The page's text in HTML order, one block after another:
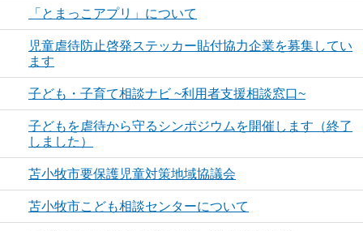
「とまっこアプリ」について
児童虐待防止啓発ステッカー貼付協力企業を募集してい
ます
子ども・子育て相談ナビ ~利用者支援相談窓口~
子どもを虐待から守るシンポジウムを開催します（終了
しました）
苫小牧市要保護児童対策地域協議会
苫小牧市こども相談センターについて